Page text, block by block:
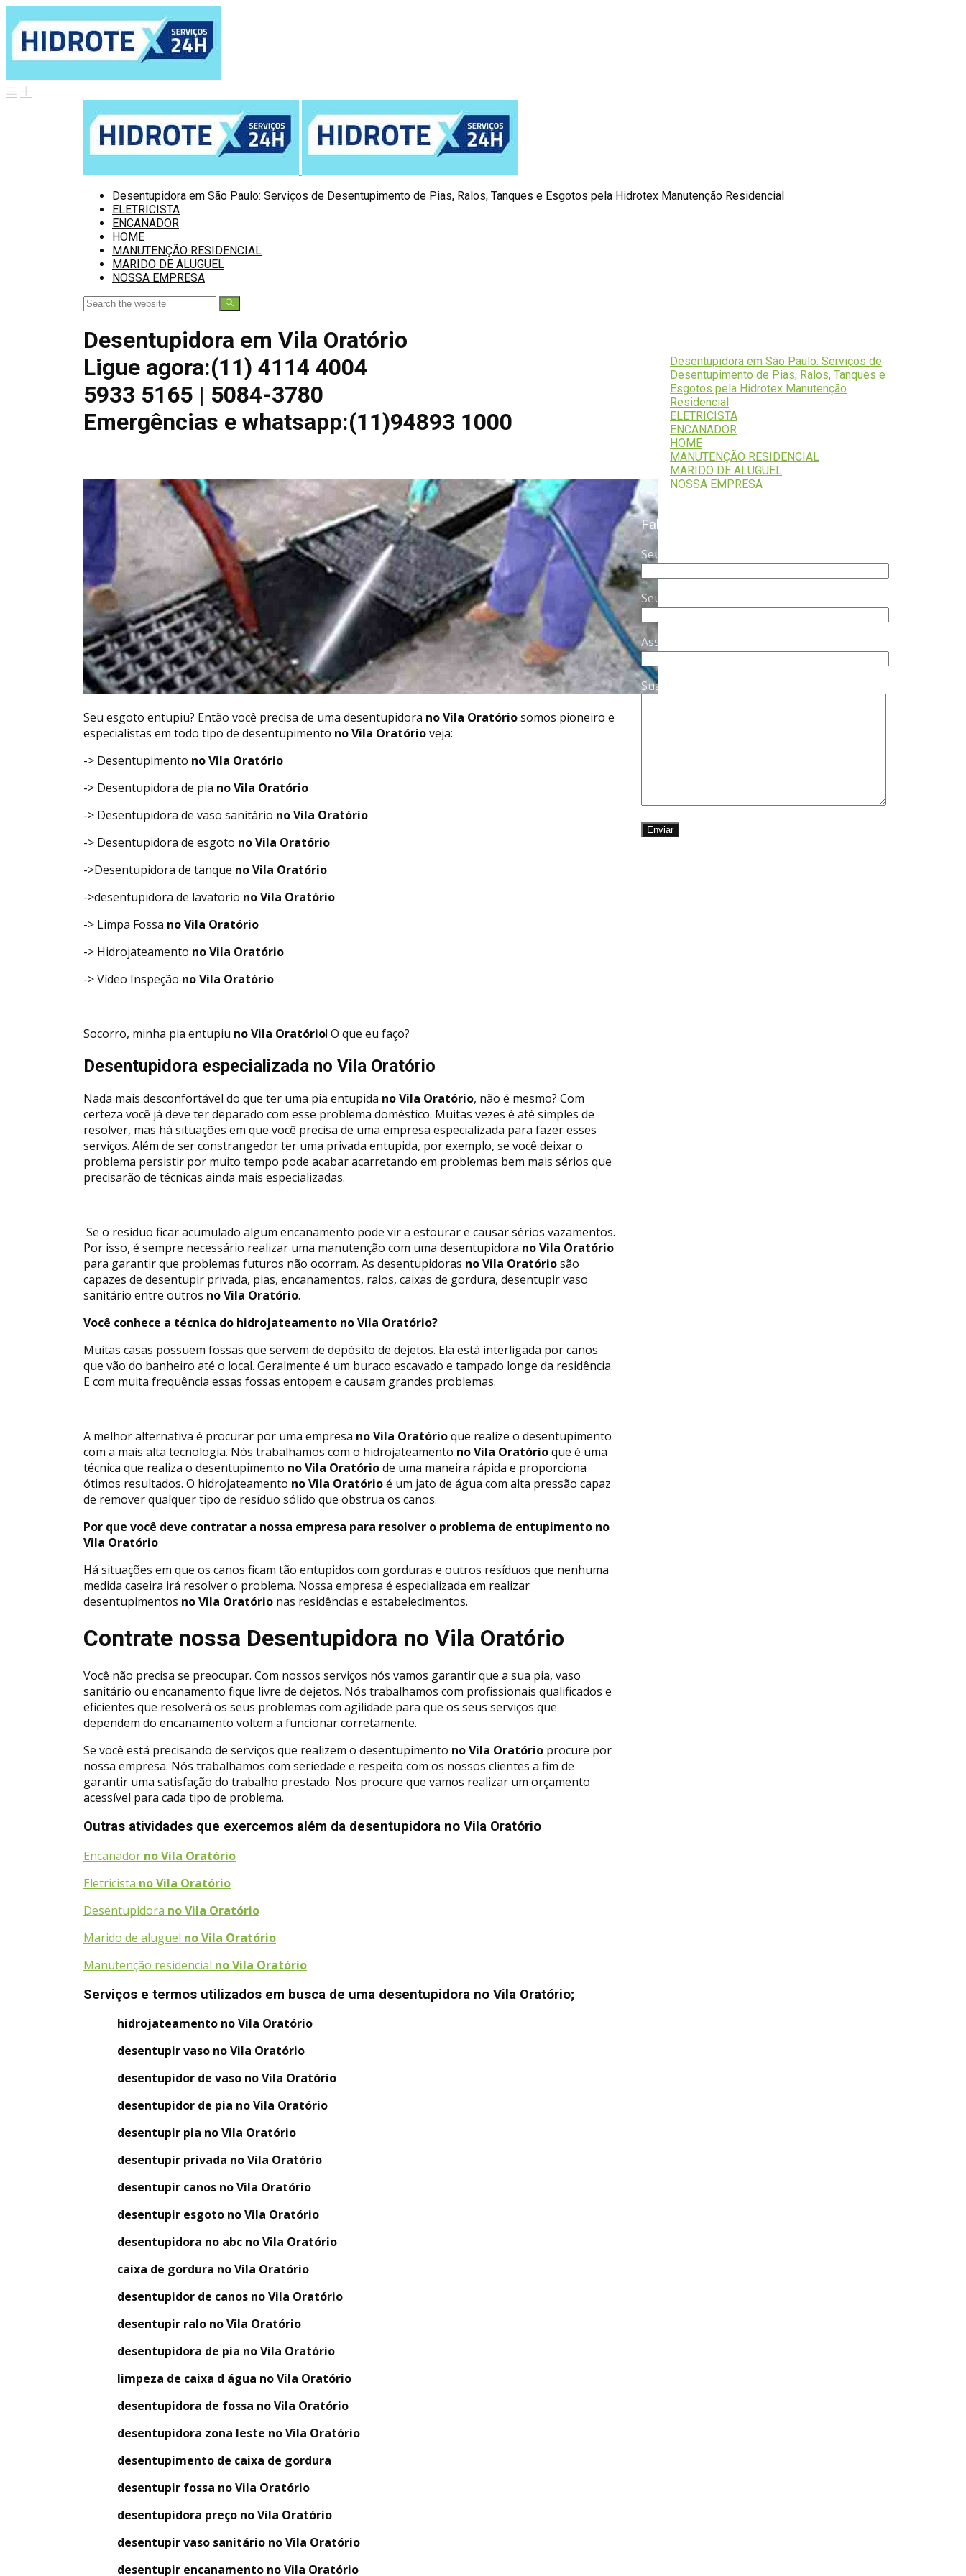
Desentupidora em São Paulo: Serviços de Desentupimento de Pias, Ralos, Tanques e Esgotos pela Hidrotex Manutenção Residencial
ELETRICISTA
ENCANADOR
HOME
MANUTENÇÃO RESIDENCIAL
MARIDO DE ALUGUEL
NOSSA EMPRESA
Desentupidora em Vila Oratório
Ligue agora:(11) 4114 4004
5933 5165 | 5084-3780
Emergências e whatsapp:(11)94893 1000
Seu esgoto entupiu? Então você precisa de uma desentupidora no Vila Oratóriosomos pioneiro e
especialistas em todo tipo de desentupimento no Vila Oratórioveja:
-> Desentupimento no Vila Oratório
-> Desentupidora de pia no Vila Oratório
-> Desentupidora de vaso sanitário no Vila Oratório
-> Desentupidora de esgoto no Vila Oratório
->Desentupidora de tanque no Vila Oratório
->desentupidora de lavatorio no Vila Oratório
-> Limpa Fossa no Vila Oratório
-> Hidrojateamento no Vila Oratório
-> Vídeo Inspeção no Vila Oratório
Socorro, minha pia entupiu no Vila Oratório! O que eu faço?
Desentupidora especializada no Vila Oratório
Nada mais desconfortável do que ter uma pia entupida no Vila Oratório, não é mesmo? Com
certeza você já deve ter deparado com esse problema doméstico. Muitas vezes é até simples de
resolver, mas há situações em que você precisa de uma empresa especializada para fazer esses
serviços. Além de ser constrangedor ter uma privada entupida, por exemplo, se você deixar o
problema persistir por muito tempo pode acabar acarretando em problemas bem mais sérios que
precisarão de técnicas ainda mais especializadas.
Se o resíduo ficar acumulado algum encanamento pode vir a estourar e causar sérios vazamentos.
Por isso, é sempre necessário realizar uma manutenção com uma desentupidora no Vila Oratório
para garantir que problemas futuros não ocorram. As desentupidoras no Vila Oratóriosão
capazes de desentupir privada, pias, encanamentos, ralos, caixas de gordura, desentupir vaso
sanitário entre outros no Vila Oratório.
Você conhece a técnica do hidrojateamento no Vila Oratório?
Muitas casas possuem fossas que servem de depósito de dejetos. Ela está interligada por canos
que vão do banheiro até o local. Geralmente é um buraco escavado e tampado longe da residência.
E com muita frequência essas fossas entopem e causam grandes problemas.
A melhor alternativa é procurar por uma empresa no Vila Oratórioque realize o desentupimento
com a mais alta tecnologia. Nós trabalhamos com o hidrojateamento no Vila Oratórioque é uma
técnica que realiza o desentupimento no Vila Oratóriode uma maneira rápida e proporciona
ótimos resultados. O hidrojateamento no Vila Oratórioé um jato de água com alta pressão capaz
de remover qualquer tipo de resíduo sólido que obstrua os canos.
Por que você deve contratar a nossa empresa para resolver o problema de entupimento no
Vila Oratório
Há situações em que os canos ficam tão entupidos com gorduras e outros resíduos que nenhuma
medida caseira irá resolver o problema. Nossa empresa é especializada em realizar
desentupimentos no Vila Oratório nas residências e estabelecimentos.
Contrate nossa Desentupidora no Vila Oratório
Você não precisa se preocupar. Com nossos serviços nós vamos garantir que a sua pia, vaso
sanitário ou encanamento fique livre de dejetos. Nós trabalhamos com profissionais qualificados e
eficientes que resolverá os seus problemas com agilidade para que os seus serviços que
dependem do encanamento voltem a funcionar corretamente.
Se você está precisando de serviços que realizem o desentupimento no Vila Oratório procure por
nossa empresa. Nós trabalhamos com seriedade e respeito com os nossos clientes a fim de
garantir uma satisfação do trabalho prestado. Nos procure que vamos realizar um orçamento
acessível para cada tipo de problema.
Outras atividades que exercemos além da desentupidora no Vila Oratório
Encanador no Vila Oratório
Eletricista no Vila Oratório
Desentupidora no Vila Oratório
Marido de aluguel no Vila Oratório
Manutenção residencial no Vila Oratório
Serviços e termos utilizados em busca de uma desentupidora no Vila Oratório;
hidrojateamento no Vila Oratório
desentupir vaso no Vila Oratório
desentupidor de vaso no Vila Oratório
desentupidor de pia no Vila Oratório
desentupir pia no Vila Oratório
desentupir privada no Vila Oratório
desentupir canos no Vila Oratório
desentupir esgoto no Vila Oratório
desentupidora no abc no Vila Oratório
caixa de gordura no Vila Oratório
desentupidor de canos no Vila Oratório
desentupir ralo no Vila Oratório
desentupidora de pia no Vila Oratório
limpeza de caixa d água no Vila Oratório
desentupidora de fossa no Vila Oratório
desentupidora zona leste no Vila Oratório
desentupimento de caixa de gordura
desentupir fossa no Vila Oratório
desentupidora preço no Vila Oratório
desentupir vaso sanitário no Vila Oratório
desentupir encanamento no Vila Oratório
Desentupidora em São Paulo: Serviços de
Desentupimento de Pias, Ralos, Tanques e
Esgotos pela Hidrotex Manutenção
Residencial
ELETRICISTA
ENCANADOR
HOME
MANUTENÇÃO RESIDENCIAL
MARIDO DE ALUGUEL
NOSSA EMPRESA
Fale Conosco
Seu nome (obrigatório)
Seu e-mail (obrigatório)
Assunto
Sua mensagem